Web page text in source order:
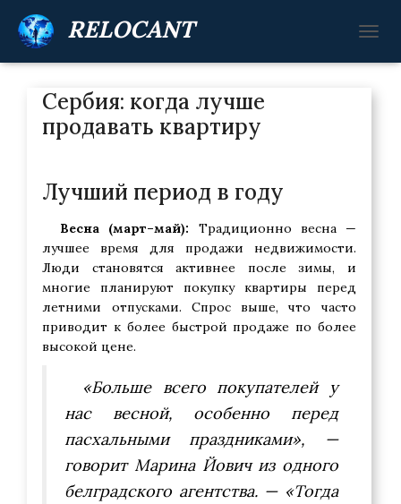
RELOCANT
Е
Сербия: когда лучше
продавать квартиру
Лучший период в году
Весна (март–май): Традиционно весна —
лучшее время для продажи недвижимости.
Люди становятся активнее после зимы, и
многие планируют покупку квартиры перед
летними отпусками. Спрос выше, что часто
приводит к более быстрой продаже по более
высокой цене.
«Больше всего покупателей у
нас весной, особенно перед
пасхальными праздниками», —
говорит Марина Йович из одного
белградского агентства. — «Тогда